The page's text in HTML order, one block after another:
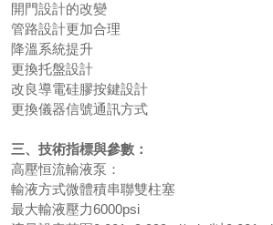
開門設計的改變
管路設計更加合理
降溫系統提升
更換托盤設計
改良導電硅膠按鍵設計
更換儀器信號通訊方式
三、技術指標與參數：
高壓恒流輸液泵：
輸液方式微體積串聯雙柱塞
最大輸液壓力6000psi